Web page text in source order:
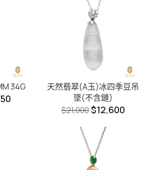
34G
天然翡翠(A玉)冰四季豆吊
墜(不含鏈)
$21,000 $12,600